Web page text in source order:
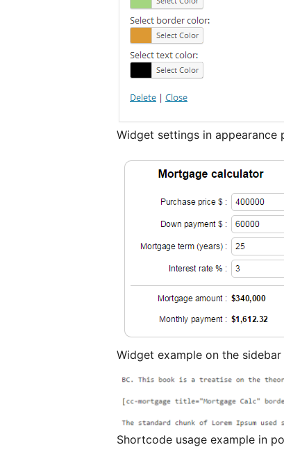
Widget settings in appearance
Widget example on the sidebar
Shortcode usage example in